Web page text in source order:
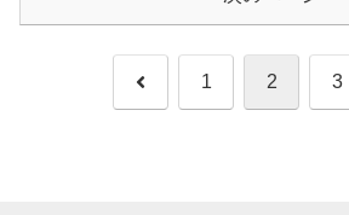
前 1 2 3